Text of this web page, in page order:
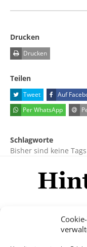
Drucken
Drucken
Teilen
Tweet Auf
Per WhatsApp
Schlagworte
Bisher sind keine